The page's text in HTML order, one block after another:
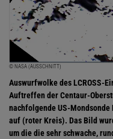
© NASA (AUSSCHNITT)
Auswurfwolke des LCROSS-
Auftreffen der Centaur-
nachfolgende US-Mondsonde
auf (roter Kreis). Das Bild
um die die sehr schwache,